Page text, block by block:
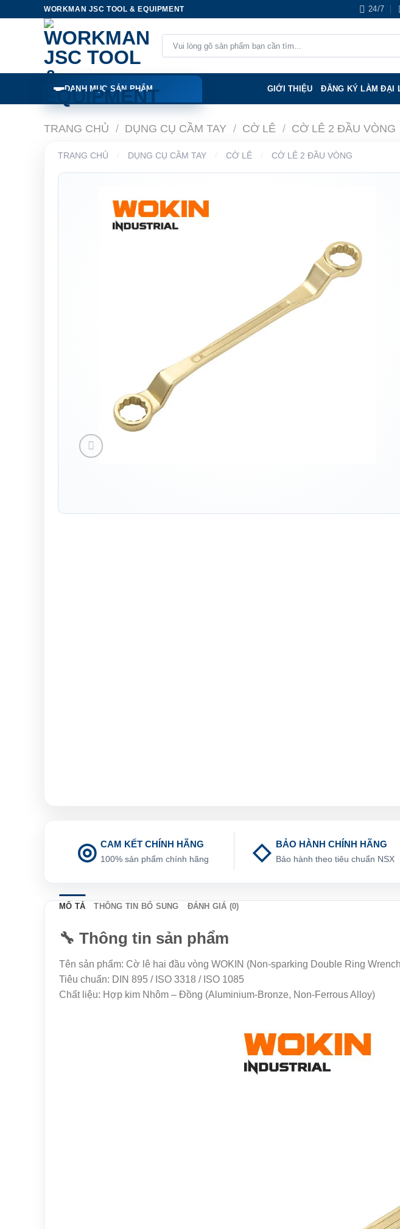
WORKMAN JSC TOOL & EQUIPMENT 24/7
kiếm:
DANH MỤC SẢN PHẨM GIỚI THIỆU ĐĂNG KÝ LÀM ĐẠI
TRANG CHỦ / DỤNG CỤ CẦM TAY / CỜ LÊ / CỜ LÊ 2 ĐẦU VÒNG
TRANG CHỦ DỤNG CỤ CẦM TAY CỜ LÊ CỜ LÊ 2 ĐẦU VÒNG
CAM KẾT CHÍNH HÃNG
100% sản phẩm chính hãng
BẢO HÀNH CHÍNH HÃNG
Bảo hành theo tiêu chuẩn NSX
MÔ TẢ THÔNG TIN BỔ SUNG ĐÁNH GIÁ (0)
🔧 Thông tin sản phẩm
Tên sản phẩm: Cờ lê hai đầu vòng WOKIN (Non-sparking Double Ring
Tiêu chuẩn: DIN 895 / ISO 3318 / ISO 1085
Chất liệu: Hợp kim Nhôm – Đồng (Aluminium-Bronze, Non-Ferrous Alloy)